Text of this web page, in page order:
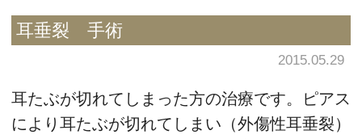
耳垂裂 手術
2015.05.29
耳たぶが切れてしまった方の治療です。ピアス
により耳たぶが切れてしまい（外傷性耳垂裂）